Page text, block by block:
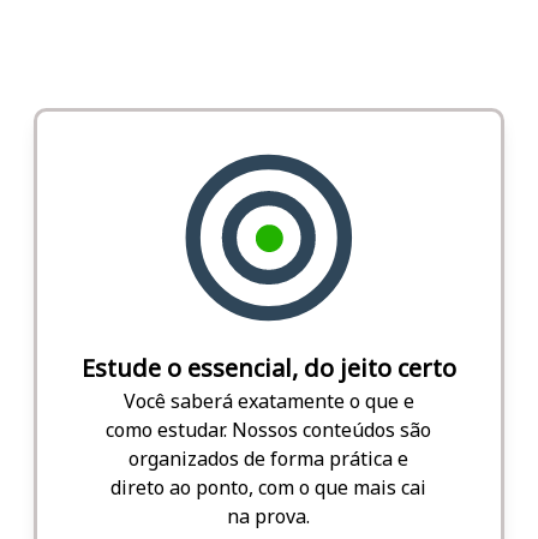
Estude o essencial, do jeito certo
Você saberá exatamente o que e
como estudar. Nossos conteúdos são
organizados de forma prática e
direto ao ponto, com o que mais cai
na prova.